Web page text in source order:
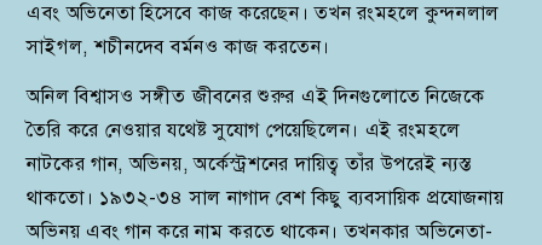
এবং অভিনেতা হিসেবে কাজ করেছেন। তখন রংমহলে কুন্দনলাল
সাইগল, শচীনদেব বর্মনও কাজ করতেন।
অনিল বিশ্বাসও সঙ্গীত জীবনের শুরুর এই দিনগুলোতে নিজেকে
তৈরি করে নেওয়ার যথেষ্ট সুযোগ পেয়েছিলেন। এই রংমহলে
নাটকের গান, অভিনয়, অর্কেস্ট্রশনের দায়িত্ব তাঁর উপরেই ন্যস্ত
থাকতো। ১৯৩২-৩৪ সাল নাগাদ বেশ কিছু ব্যবসায়িক প্রযোজনায়
অভিনয় এবং গান করে নাম করতে থাকেন। তখনকার অভিনেতা-